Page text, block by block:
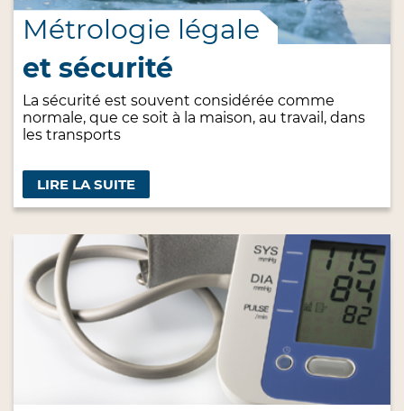
Métrologie légale
et sécurité
La sécurité est souvent considérée comme
normale, que ce soit à la maison, au travail, dans
les transports
LIRE LA SUITE